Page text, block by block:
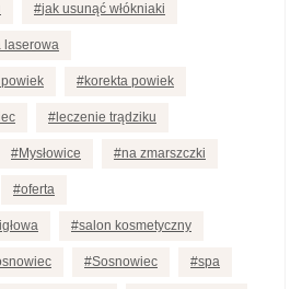
jak usunąć włókniaki
laserowa
korekta powiek
leczenie trądziku
Mysłowice na zmarszczki
oferta
salon kosmetyczny
Sosnowiec spa